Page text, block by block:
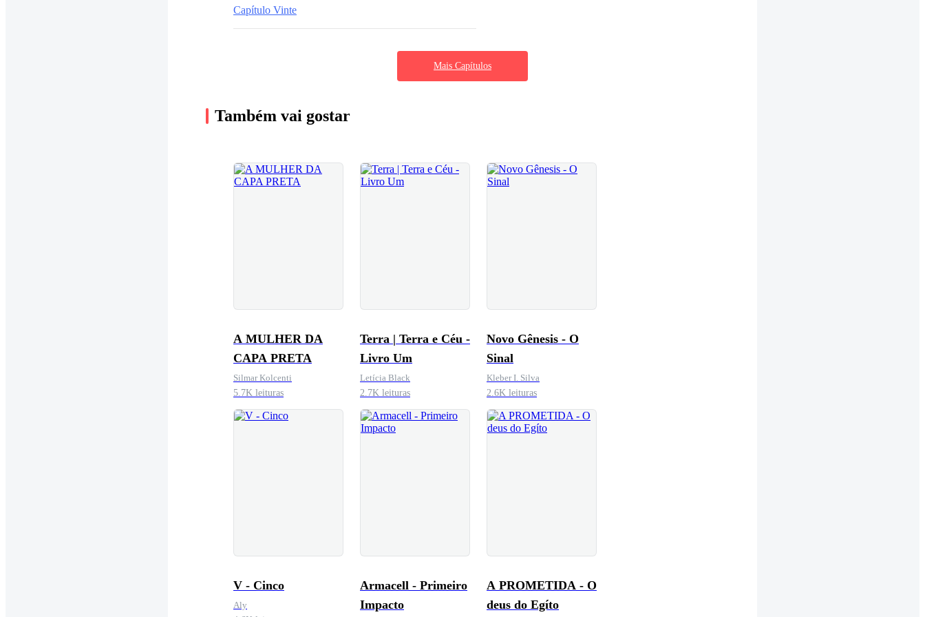
Capítulo Vinte
Mais Capítulos
Também vai gostar
A MULHER DA
CAPA PRETA
Silmar Kolcenti
5.7K leituras
Terra | Terra e Céu -
Livro Um
Letícia Black
2.7K leituras
Novo Gênesis - O
Sinal
Kleber I. Silva
2.6K leituras
V - Cinco
Aly
Armacell - Primeiro
Impacto
A PROMETIDA - O
deus do Egíto